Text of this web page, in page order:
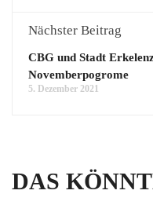
Nächster Beitrag
CBG und Stadt
Novemberpogrome
5. Dezember 2021
DAS